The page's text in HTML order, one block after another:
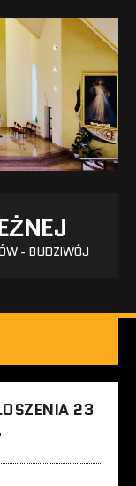
- BUDZIWÓJ
23